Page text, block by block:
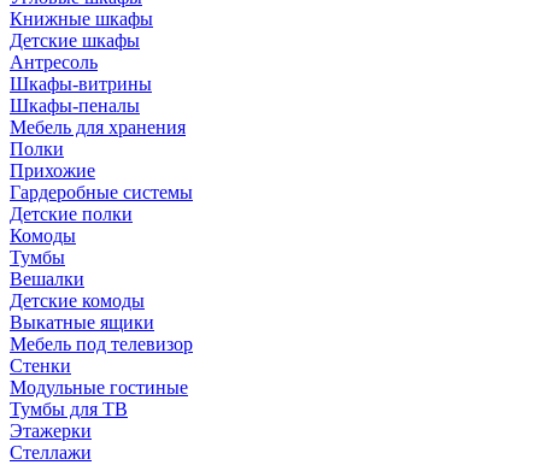
Книжные шкафы
Детские шкафы
Антресоль
Шкафы-витрины
Шкафы-пеналы
Мебель для хранения
Полки
Прихожие
Гардеробные системы
Детские полки
Комоды
Тумбы
Вешалки
Детские комоды
Выкатные ящики
Мебель под телевизор
Стенки
Модульные гостиные
Тумбы для ТВ
Этажерки
Стеллажи